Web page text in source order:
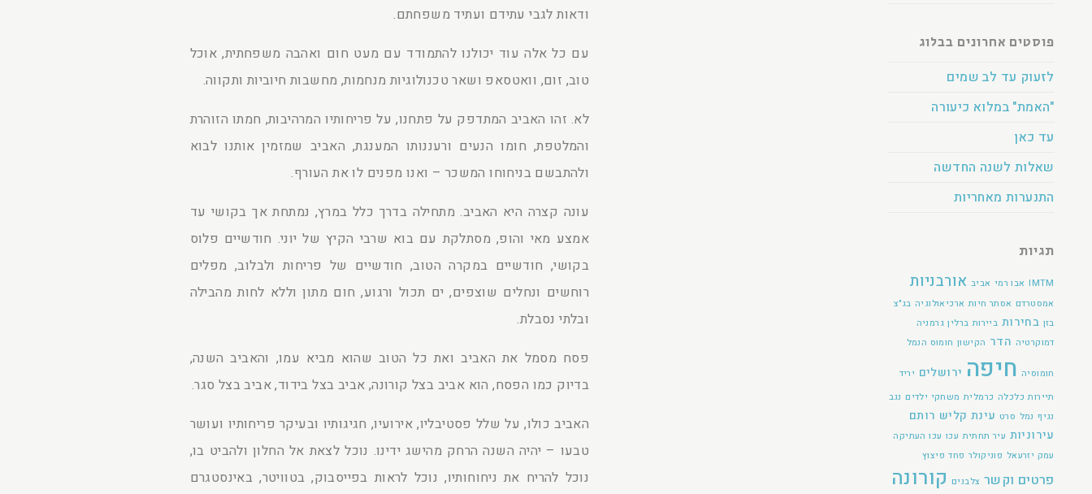
פוסטים אחרונים בבלוג
לזעוק עד לב שמים
"האמת" במלוא כיעורה
עד כאן
שאלות לשנה החדשה
התנערות מאחריות
תגיות
IMTM אבו רמי אביב אורבניות
אמסטרדם אסתר חיות ארכיאולוגיה בג"צ
בזן בחירות ביירות ברלין גרמניה
דמוקרטיה הדר הקישון חומוס הנמל
חומוסיה חיפה ירושלים יריד
תיירות כלכלה כרמלית משחקי ילדים נגב
נגיף נמל סרט עינת קליש רותם
עירוניות עיר תחתית עכו עכו העתיקה
עמק יזרעאל פוניקולר פחד פיצוץ
פרטים וקשר צלבנים קורונה
ודאות לגבי עתידם ועתיד משפחתם.
עם כל אלה עוד יכולנו להתמודד עם מעט חום ואהבה משפחתית, אוכל
טוב, זום, וואטסאפ ושאר טכנולוגיות מנחמות, מחשבות חיוביות ותקווה.
לא. זהו האביב המתדפק על פתחנו, על פריחותיו המרהיבות, חמתו הזוהרת
והמלטפת, חומו הנעים ורעננותו המענגת, האביב שמזמין אותנו לבוא
ולהתבשם בניחוחו המשכר – ואנו מפנים לו את העורף.
עונה קצרה היא האביב. מתחילה בדרך כלל במרץ, נמתחת אך בקושי עד
אמצע מאי והופ, מסתלקת עם בוא שרבי הקיץ של יוני. חודשיים פלוס
בקושי, חודשיים במקרה הטוב, חודשיים של פריחות ולבלוב, מפלים
רוחשים ונחלים שוצפים, ים תכול ורגוע, חום מתון וללא לחות מהבילה
ובלתי נסבלת.
פסח מסמל את האביב ואת כל הטוב שהוא מביא עמו, והאביב השנה,
בדיוק כמו הפסח, הוא אביב בצל קורונה, אביב בצל בידוד, אביב בצל סגר.
האביב כולו, על שלל פסטיבליו, אירועיו, חגיגותיו ובעיקר פריחותיו ועושר
טבעו – יהיה השנה הרחק מהישג ידינו. נוכל לצאת אל החלון ולהביט בו,
נוכל להריח את ניחוחותיו, נוכל לראות בפייסבוק, בטוויטר, באינסטגרם